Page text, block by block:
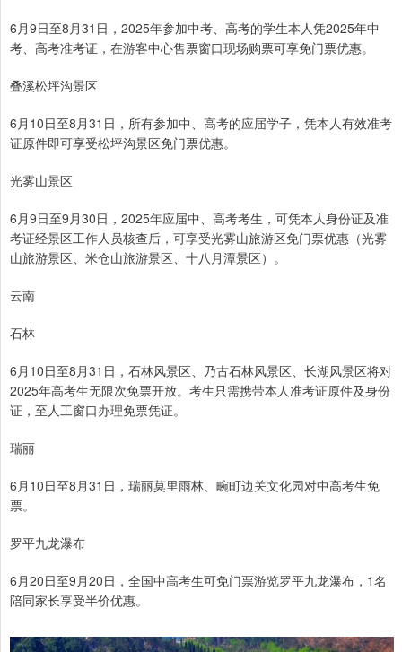
6月9日至8月31日，2025年参加中考、高考的学生本人凭2025年中
考、高考准考证，在游客中心售票窗口现场购票可享免门票优惠。
叠溪松坪沟景区
6月10日至8月31日，所有参加中、高考的应届学子，凭本人有效准考
证原件即可享受松坪沟景区免门票优惠。
光雾山景区
6月9日至9月30日，2025年应届中、高考考生，可凭本人身份证及准
考证经景区工作人员核查后，可享受光雾山旅游区免门票优惠（光雾
山旅游景区、米仓山旅游景区、十八月潭景区）。
云南
石林
6月10日至8月31日，石林风景区、乃古石林风景区、长湖风景区将对
2025年高考生无限次免票开放。考生只需携带本人准考证原件及身份
证，至人工窗口办理免票凭证。
瑞丽
6月10日至8月31日，瑞丽莫里雨林、畹町边关文化园对中高考生免
票。
罗平九龙瀑布
6月20日至9月20日，全国中高考生可免门票游览罗平九龙瀑布，1名
陪同家长享受半价优惠。